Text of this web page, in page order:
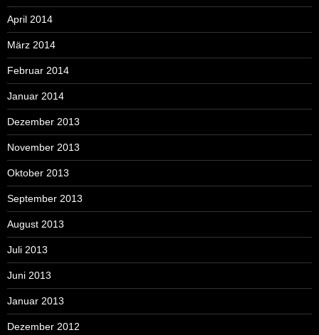
April 2014
März 2014
Februar 2014
Januar 2014
Dezember 2013
November 2013
Oktober 2013
September 2013
August 2013
Juli 2013
Juni 2013
Januar 2013
Dezember 2012